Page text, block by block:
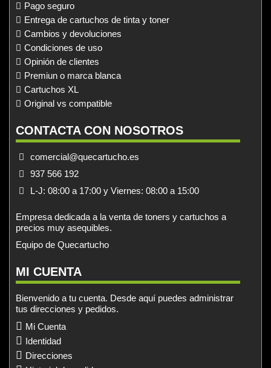
Pago seguro
Entrega de cartuchos de tinta y toner
Cambios y devoluciones
Condiciones de uso
Opinión de clientes
Premiun o marca blanca
Cartuchos XL
Original vs compatible
CONTACTA CON NOSOTROS
comercial@quecartucho.es
937 566 192
L-J: 08:00 a 17:00 y Viernes: 08:00 a 15:00
Empresa dedicada a la venta de toners y cartuchos a
precios muy asequibles.
Equipo de Quecartucho
MI CUENTA
Bienvenido a tu cuenta. Desde aquí puedes administrar
tus direcciones y pedidos.
Mi Cuenta
Identidad
Direcciones